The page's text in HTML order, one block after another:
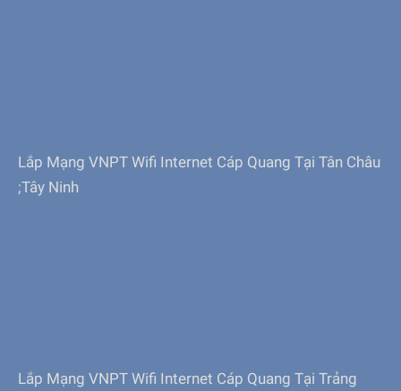
Lắp Mạng VNPT Wifi Internet Cáp Quang Tại Tân Châu
;Tây Ninh
Lắp Mạng VNPT Wifi Internet Cáp Quang Tại Trảng